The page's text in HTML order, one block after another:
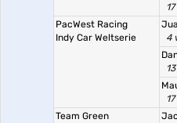
PacWest Racing
Indy Car Weltserie
4
Team Green